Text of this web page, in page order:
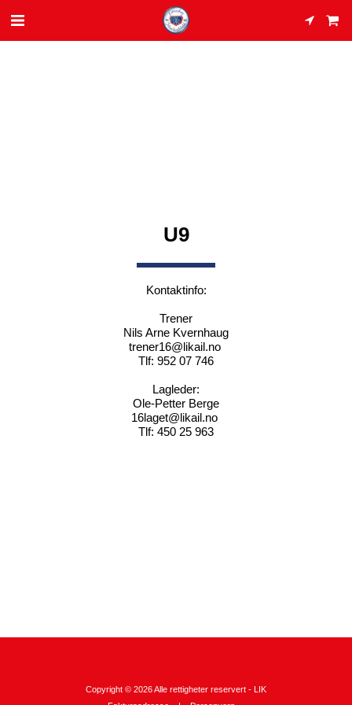
U9
Kontaktinfo:
Trener
Nils Arne Kvernhaug
trener16@likail.no
Tlf: 952 07 746
Lagleder:
Ole-Petter Berge
16laget@likail.no
Tlf: 450 25 963
Copyright © 2026 Alle rettigheter reservert - LIK